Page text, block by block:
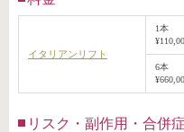
イタリアンリフト
1本
6本
リスク・副作用・合併症